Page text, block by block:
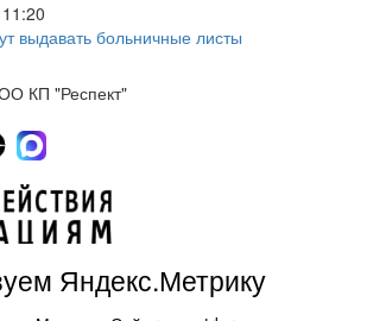
выдавать больничные листы
КП "Респект"
Яндекс.Метрику